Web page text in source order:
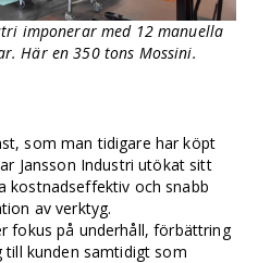
imponerar med 12 manuella
Här en 350 tons Mossini.
som man tidigare har köpt
Jansson Industri utökat sitt
kostnadseffektiv och snabb
av verktyg.
fokus på underhåll, förbättring
till kunden samtidigt som